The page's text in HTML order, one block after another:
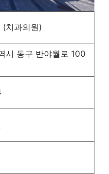
(치과의원)
시 동구 반야월로 100